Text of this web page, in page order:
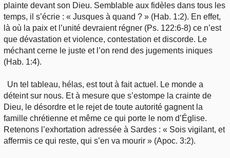
plainte devant son Dieu. Semblable aux fidèles dans tous les
temps, il s’écrie : « Jusques à quand ? » (Hab. 1:2). En effet,
là où la paix et l’unité devraient régner (Ps. 122:6-8) ce n’est
que dévastation et violence, contestation et discorde. Le
méchant cerne le juste et l’on rend des jugements iniques
(Hab. 1:4).
Un tel tableau, hélas, est tout à fait actuel. Le monde a
déteint sur nous. Et à mesure que s’estompe la crainte de
Dieu, le désordre et le rejet de toute autorité gagnent la
famille chrétienne et même ce qui porte le nom d’Église.
Retenons l’exhortation adressée à Sardes : « Sois vigilant, et
affermis ce qui reste, qui s’en va mourir » (Apoc. 3:2).